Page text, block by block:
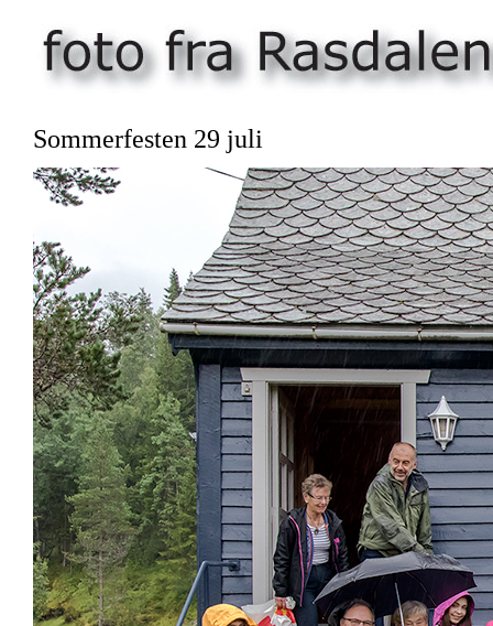
Sommerfesten 29 juli